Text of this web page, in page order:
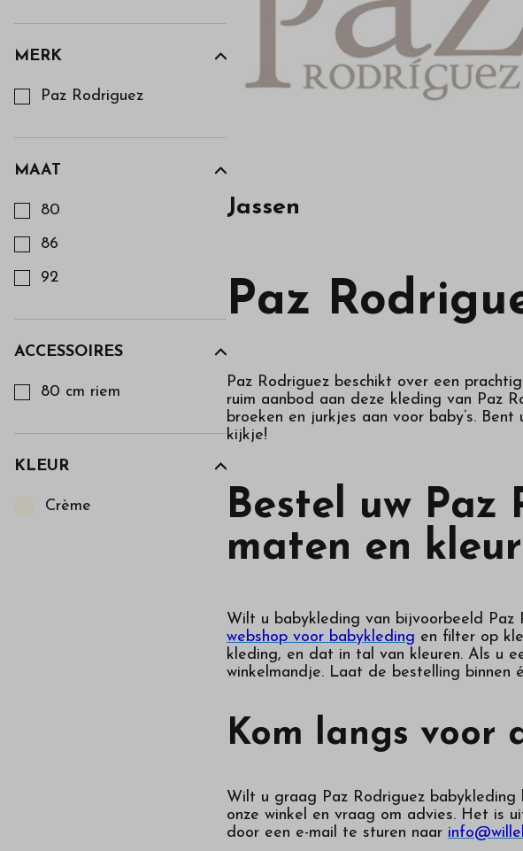
MERK
Paz Rodriguez
MAAT
80
86
92
ACCESSOIRES
80 cm riem
KLEUR
Kies een Kleur om op te filteren
Crème
Jassen
Paz
Paz Rodriguez beschikt over een
ruim aanbod aan deze kleding van Paz
broeken en jurkjes aan voor baby’s.
kijkje!
Bestel uw Paz
maten en
Wilt u babykleding van bijvoorbeeld Paz
webshop voor babykleding en filter op
kleding, en dat in tal van kleuren. Als u
winkelmandje. Laat de bestelling binnen
Kom langs voor
Wilt u graag Paz Rodriguez
onze winkel en vraag om advies. Het is
door een e-mail te sturen naar